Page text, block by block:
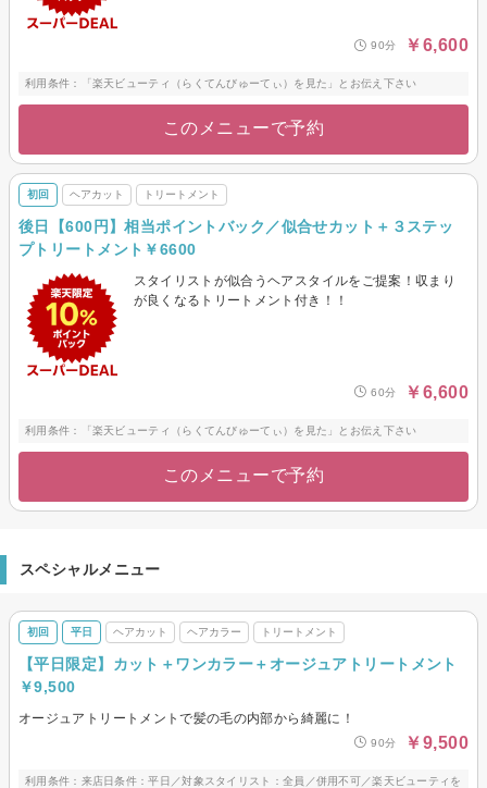
90分 ￥6,600
利用条件：「楽天ビューティ（らくてんびゅーてぃ）を見た」とお伝え下さい
このメニューで予約
初回 ヘアカット トリートメント
後日【600円】相当ポイントバック／似合せカット＋３ステッ
プトリートメント￥6600
スタイリストが似合うヘアスタイルをご提案！収まり
が良くなるトリートメント付き！！
60分 ￥6,600
利用条件：「楽天ビューティ（らくてんびゅーてぃ）を見た」とお伝え下さい
このメニューで予約
スペシャルメニュー
初回 平日 ヘアカット ヘアカラー トリートメント
【平日限定】カット＋ワンカラー＋オージュアトリートメント
￥9,500
オージュアトリートメントで髪の毛の内部から綺麗に！
90分 ￥9,500
利用条件：来店日条件：平日／対象スタイリスト：全員／併用不可／楽天ビューティを